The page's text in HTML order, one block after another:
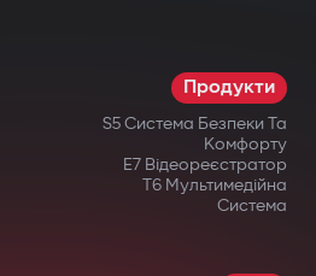
активується
Придбавши
Gazer, ви отримуєте
Продукти
S5 Система Безпеки Та
Комфорту
E7 Відеореєстратор
T6 Мультимедійна
Система